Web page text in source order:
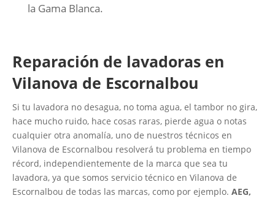
la Gama Blanca.
Reparación de lavadoras en
Vilanova de Escornalbou
Si tu lavadora no desagua, no toma agua, el tambor no gira,
hace mucho ruido, hace cosas raras, pierde agua o notas
cualquier otra anomalía, uno de nuestros técnicos en
Vilanova de Escornalbou resolverá tu problema en tiempo
récord, independientemente de la marca que sea tu
lavadora, ya que somos servicio técnico en Vilanova de
Escornalbou de todas las marcas, como por ejemplo. AEG,